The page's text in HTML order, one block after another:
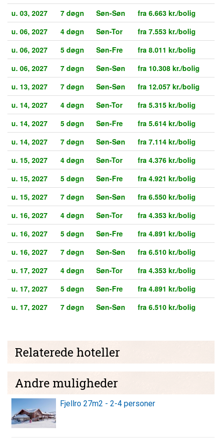
u. 03, 2027
7 døgn Søn-Søn
fra 6.663 kr./bolig
u. 06, 2027
4 døgn Søn-Tor
fra 7.553 kr./bolig
u. 06, 2027
5 døgn Søn-Fre
fra 8.011 kr./bolig
u. 06, 2027
7 døgn Søn-Søn
fra 10.308 kr./bolig
u. 13, 2027
7 døgn Søn-Søn
fra 12.057 kr./bolig
u. 14, 2027
4 døgn Søn-Tor
fra 5.315 kr./bolig
u. 14, 2027
5 døgn Søn-Fre
fra 5.614 kr./bolig
u. 14, 2027
7 døgn Søn-Søn
fra 7.114 kr./bolig
u. 15, 2027
4 døgn Søn-Tor
fra 4.376 kr./bolig
u. 15, 2027
5 døgn Søn-Fre
fra 4.921 kr./bolig
u. 15, 2027
7 døgn Søn-Søn
fra 6.550 kr./bolig
u. 16, 2027
4 døgn Søn-Tor
fra 4.353 kr./bolig
u. 16, 2027
5 døgn Søn-Fre
fra 4.891 kr./bolig
u. 16, 2027
7 døgn Søn-Søn
fra 6.510 kr./bolig
u. 17, 2027
4 døgn Søn-Tor
fra 4.353 kr./bolig
u. 17, 2027
5 døgn Søn-Fre
fra 4.891 kr./bolig
u. 17, 2027
7 døgn Søn-Søn fra 6.510 kr./bolig
Relaterede hoteller
Andre muligheder
Fjellro 27m2 - 2-4 personer